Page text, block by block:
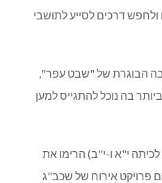
דרכים לסייע לתושבי
הבוגרת של "שבט עפר",
בה נוכל להתגייס למען
לכיתה י"א ו-י"ב) הרימו את
פרויקט אירוח של שכב"ג